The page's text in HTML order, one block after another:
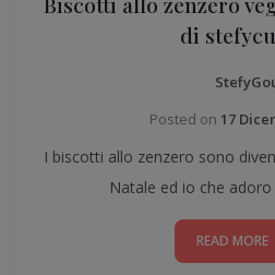
di
Posted on 17
I biscotti allo zenzero sono
Natale ed io che
READ MORE